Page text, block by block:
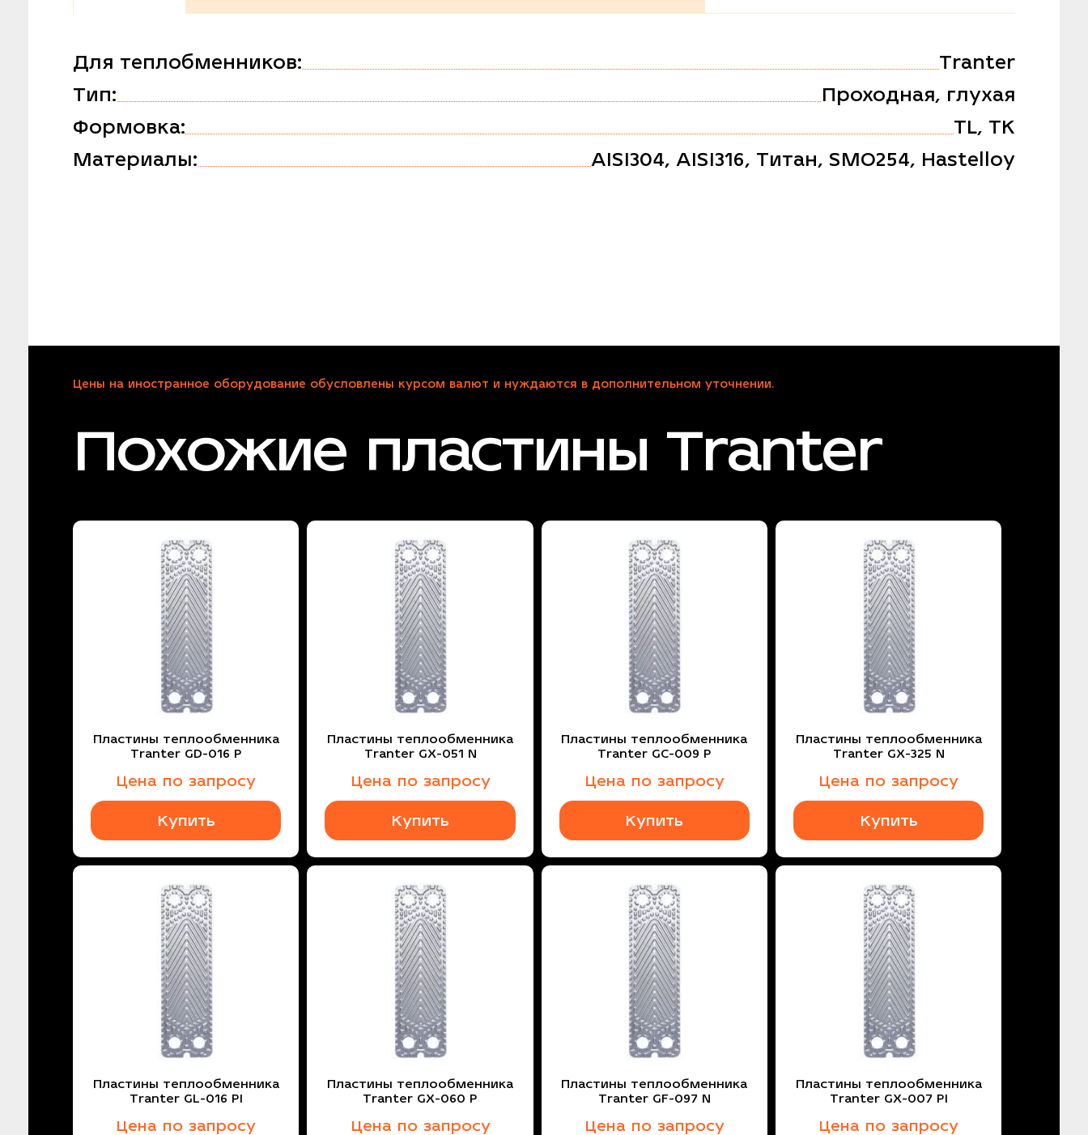
Для теплобменников:
Tranter
Тип:
Проходная, глухая
Формовка:
TL, TK
Материалы:
AISI304, AISI316, Титан, SMO254, Hastelloy
Цены на иностранное оборудование обусловлены курсом валют и нуждаются в дополнительном уточнении.
Похожие пластины Tranter
Пластины теплообменника
Tranter GD-016 P
Цена по запросу
Купить
Пластины теплообменника
Tranter GX-051 N
Цена по запросу
Купить
Пластины теплообменника
Tranter GC-009 P
Цена по запросу
Купить
Пластины теплообменника
Tranter GX-325 N
Цена по запросу
Купить
Пластины теплообменника
Tranter GL-016 PI
Цена по запросу
Пластины теплообменника
Tranter GX-060 P
Цена по запросу
Пластины теплообменника
Tranter GF-097 N
Цена по запросу
Пластины теплообменника
Tranter GX-007 PI
Цена по запросу